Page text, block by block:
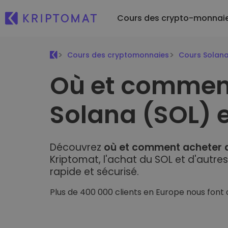
Cours des crypto-
Tous les prix
Plus de 300 crypto-monnaies
Top des gagnants et perdants
Trouver des opportunités d'investissement
Jetons
Et si j’avais
...aujourd'hui
monnaies
Acheter plus de
Échanger de la
Plus de 1 000
Une façon
crypto-monnaies
Cours des cryptomonnaies Cours Solana
Où et
Solana (SOL)
Découvrez où et comment acheter
Kriptomat, l'achat du SOL et
rapide et sécurisé.
Plus de 400 000 clients en Europe nous font